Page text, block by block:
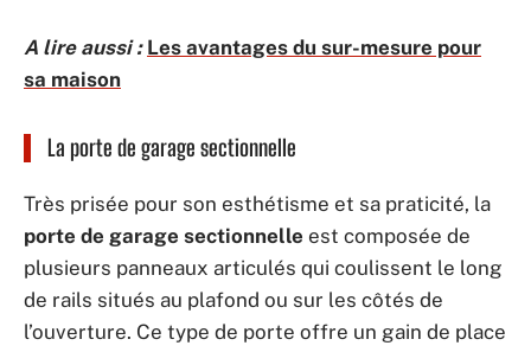
A lire aussi : Les avantages du sur-mesure pour
sa maison
La porte de garage sectionnelle
Très prisée pour son esthétisme et sa praticité, la
porte de garage sectionnelle est composée de
plusieurs panneaux articulés qui coulissent le long
de rails situés au plafond ou sur les côtés de
l’ouverture. Ce type de porte offre un gain de place